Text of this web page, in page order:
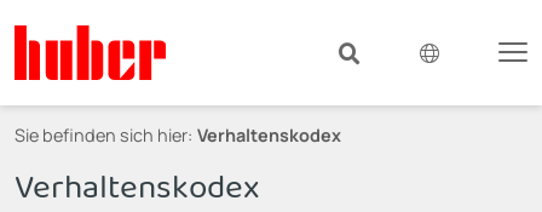
Sie befinden sich hier: Verhaltenskodex
Verhaltenskodex